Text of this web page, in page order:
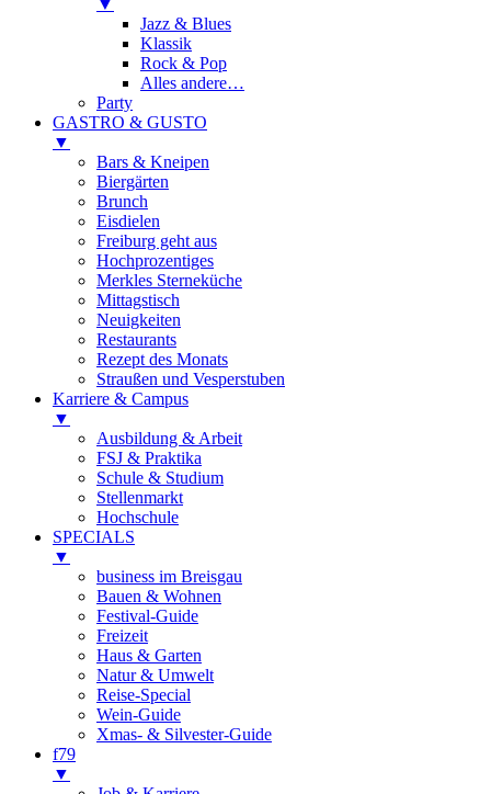
▼
Jazz & Blues
Klassik
Rock & Pop
Alles andere…
Party
GASTRO & GUSTO
▼
Bars & Kneipen
Biergärten
Brunch
Eisdielen
Freiburg geht aus
Hochprozentiges
Merkles Sterneküche
Mittagstisch
Neuigkeiten
Restaurants
Rezept des Monats
Straußen und Vesperstuben
Karriere & Campus
▼
Ausbildung & Arbeit
FSJ & Praktika
Schule & Studium
Stellenmarkt
Hochschule
SPECIALS
▼
business im Breisgau
Bauen & Wohnen
Festival-Guide
Freizeit
Haus & Garten
Natur & Umwelt
Reise-Special
Wein-Guide
Xmas- & Silvester-Guide
f79
▼